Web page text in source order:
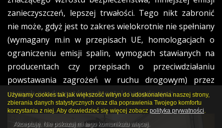
zanieczyszczeń, lepszej trwałości. Tego nikt zabronić
nie może, gdyż jest to zakres wielokrotnie nie spełniany
(wymagany m.in w przepisach UE, homologacjach o
ograniczeniu emisji spalin, wymogach stawianych na
producentach czy przepisach o przeciwdziałaniu
powstawania zagrożeń w ruchu drogowym) przez
samych producentów jednostek napędowych.
Używamy cookies tak jak większość witryn do udoskonalenia naszej strony,
zbierania danych statystycznych oraz dla poprawienia Twojego komfortu
korzystania z niej. Aby dowiedzieć się więcej zobacz polityka prywatności.
Akceptuję. Nie pokazuj mi tego komunikatu więcej.